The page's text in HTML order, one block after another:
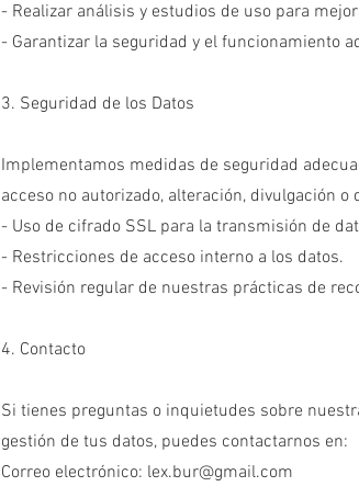
- Realizar análisis y estudios de uso para
- Garantizar la seguridad y el funcionamiento
3. Seguridad de los Datos
Implementamos medidas de seguridad
acceso no autorizado, alteración, divulgación
- Uso de cifrado SSL para la transmisión de
- Restricciones de acceso interno a los datos.
- Revisión regular de nuestras prácticas de
4. Contacto
Si tienes preguntas o inquietudes sobre
gestión de tus datos, puedes contactarnos en:
Correo electrónico: lex.bur@gmail.com